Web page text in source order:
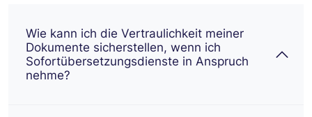
Wie kann ich die Vertraulichkeit meiner
Dokumente sicherstellen, wenn ich
Sofortübersetzungsdienste in Anspruch
nehme?